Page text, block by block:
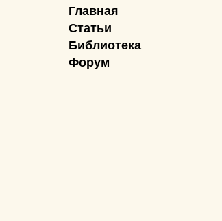
Главная
Статьи
Библиотека
Форум